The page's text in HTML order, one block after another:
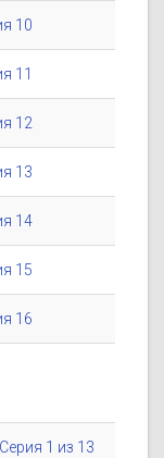
10
11
12
13
14
15
16
1 из 13